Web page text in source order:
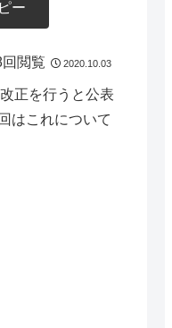
ー
閲覧 2020.10.03
正を行うと公表
はこれについて